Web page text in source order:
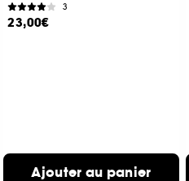
3
23,00€
Ajouter au panier